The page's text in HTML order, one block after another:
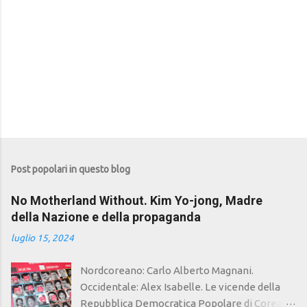
Post popolari in questo blog
No Motherland Without. Kim Yo-jong, Madre
della Nazione e della propaganda
luglio 15, 2024
Nordcoreano: Carlo Alberto Magnani.
Occidentale: Alex Isabelle. Le vicende della
Repubblica Democratica Popolare di Corea,